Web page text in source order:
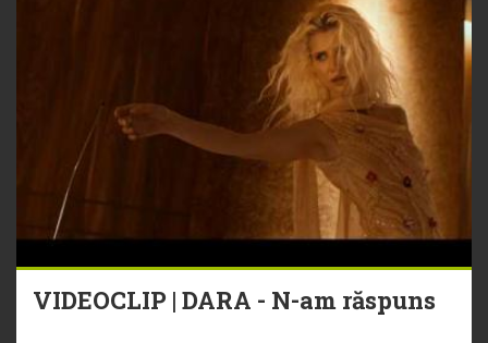
VIDEOCLIP | DARA - N-am răspuns